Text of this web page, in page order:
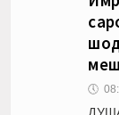
🕔